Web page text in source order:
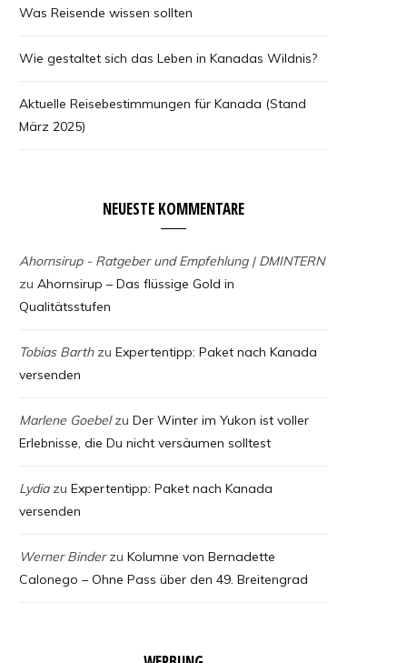
Was Reisende wissen sollten
Wie gestaltet sich das Leben in Kanadas Wildnis?
Aktuelle Reisebestimmungen für Kanada (Stand
März 2025)
NEUESTE KOMMENTARE
Ahornsirup - Ratgeber und Empfehlung | DMINTERN
zu Ahornsirup – Das flüssige Gold in
Qualitätsstufen
Tobias Barthzu Expertentipp: Paket nach Kanada
versenden
Marlene Goebelzu Der Winter im Yukon ist voller
Erlebnisse, die Du nicht versäumen solltest
Lydiazu Expertentipp: Paket nach Kanada
versenden
Werner Binderzu Kolumne von Bernadette
Calonego – Ohne Pass über den 49. Breitengrad